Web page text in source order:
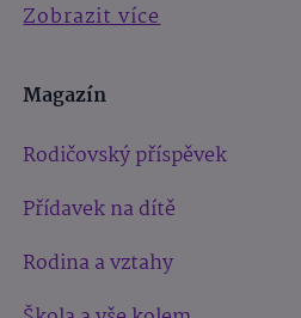
Zobrazit více
Magazín
Rodičovský příspěvek
Přídavek na dítě
Rodina a vztahy